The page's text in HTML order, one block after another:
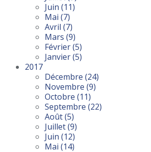
Juin (11)
Mai (7)
Avril (7)
Mars (9)
Février(5)
Janvier(5)
2017
Décembre (24)
Novembre (9)
Octobre (11)
Septembre (22)
Août(5)
Juillet(9)
Juin (12)
Mai (14)